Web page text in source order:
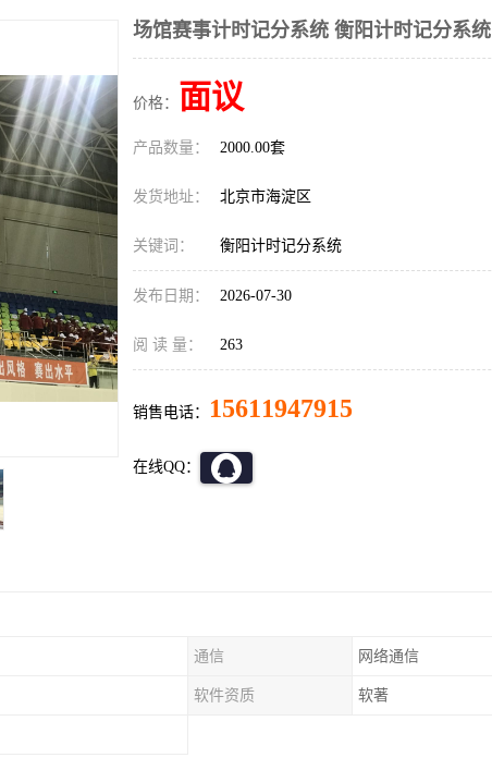
场馆赛事计时记分系统 衡阳计时记分系统
价格： 面议
产品数量： 2000.00套
发货地址： 北京市海淀区
关键词： 衡阳计时记分系统
发布日期： 2026-07-30
阅 读 量： 263
销售电话： 15611947915
在线QQ：
通信 网络通信
软件资质 软著